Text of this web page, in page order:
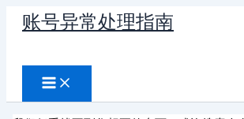
账号异常处理指南
索